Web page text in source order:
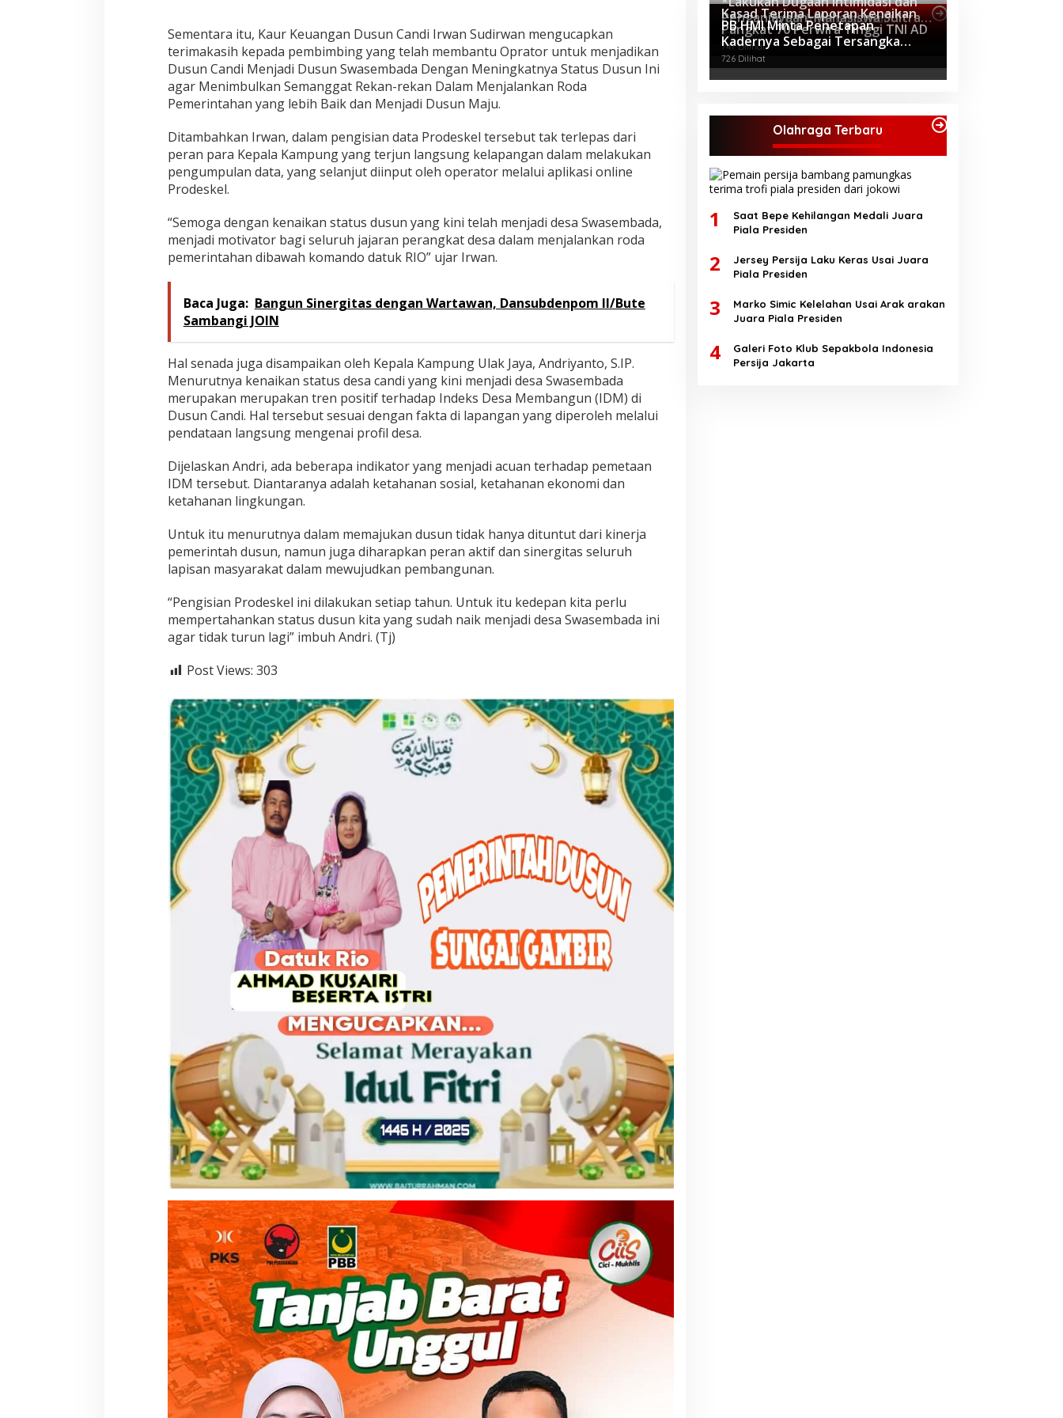
Sementara itu, Kaur Keuangan Dusun Candi Irwan Sudirwan mengucapkan
terimakasih kepada pembimbing yang telah membantu Oprator untuk menjadikan
Dusun Candi Menjadi Dusun Swasembada Dengan Meningkatnya Status Dusun Ini
agar Menimbulkan Semanggat Rekan-rekan Dalam Menjalankan Roda
Pemerintahan yang lebih Baik dan Menjadi Dusun Maju.
Ditambahkan Irwan, dalam pengisian data Prodeskel tersebut tak terlepas dari
peran para Kepala Kampung yang terjun langsung kelapangan dalam melakukan
pengumpulan data, yang selanjut diinput oleh operator melalui aplikasi online
Prodeskel.
“Semoga dengan kenaikan status dusun yang kini telah menjadi desa Swasembada,
menjadi motivator bagi seluruh jajaran perangkat desa dalam menjalankan roda
pemerintahan dibawah komando datuk RIO” ujar Irwan.
Baca Juga: Bangun Sinergitas dengan Wartawan, Dansubdenpom II/Bute
Sambangi JOIN
Hal senada juga disampaikan oleh Kepala Kampung Ulak Jaya, Andriyanto, S.IP.
Menurutnya kenaikan status desa candi yang kini menjadi desa Swasembada
merupakan merupakan tren positif terhadap Indeks Desa Membangun (IDM) di
Dusun Candi. Hal tersebut sesuai dengan fakta di lapangan yang diperoleh melalui
pendataan langsung mengenai profil desa.
Dijelaskan Andri, ada beberapa indikator yang menjadi acuan terhadap pemetaan
IDM tersebut. Diantaranya adalah ketahanan sosial, ketahanan ekonomi dan
ketahanan lingkungan.
Untuk itu menurutnya dalam memajukan dusun tidak hanya dituntut dari kinerja
pemerintah dusun, namun juga diharapkan peran aktif dan sinergitas seluruh
lapisan masyarakat dalam mewujudkan pembangunan.
“Pengisian Prodeskel ini dilakukan setiap tahun. Untuk itu kedepan kita perlu
mempertahankan status dusun kita yang sudah naik menjadi desa Swasembada ini
agar tidak turun lagi” imbuh Andri. (Tj)
Post Views: 303
Topik Internasional
Penganiayaan, Mahasiswa Sultra
Tuntut Pemecatan Pj Bupati
Buton Selatan*
805 Dilihat
Kasad Terima Laporan Kenaikan
Pangkat 70 Perwira Tinggi TNI AD
747 Dilihat
PB HMI Minta Penetapan
Kadernya Sebagai Tersangka
Bukan Upaya Kriminalisasi
726 Dilihat
Olahraga Terbaru
1
Saat Bepe Kehilangan Medali Juara
Piala Presiden
2
Jersey Persija Laku Keras Usai Juara
Piala Presiden
3
Marko Simic Kelelahan Usai Arak arakan
Juara Piala Presiden
4
Galeri Foto Klub Sepakbola Indonesia
Persija Jakarta